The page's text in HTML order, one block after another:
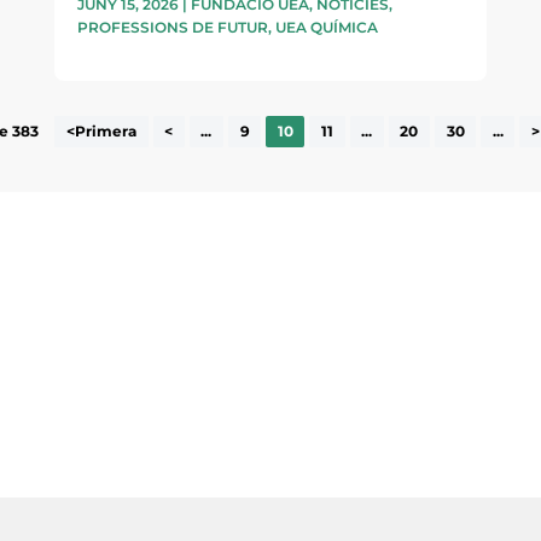
JUNY 15, 2026| FUNDACIÓ UEA, NOTÍCIES,
PROFESSIONS DE FUTUR, UEA QUÍMICA
383 <Primera < ... 9 10 11 ... 20 30 ... >